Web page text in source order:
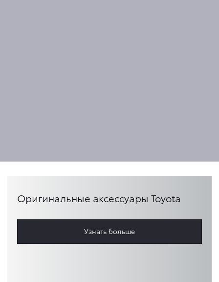
Оригинальные аксессуары Toyota
Узнать больше